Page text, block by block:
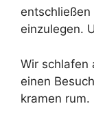
einzulegen.
Wir schlafen
einen
kramen rum.